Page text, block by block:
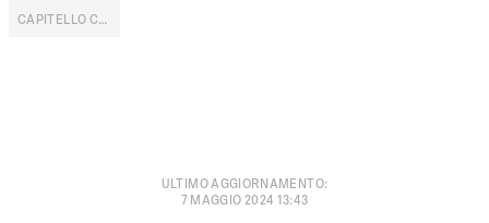
CAPITELLO CON AQUILE BICEFALE
ULTIMO AGGIORNAMENTO:
7 MAGGIO 2024 13:43